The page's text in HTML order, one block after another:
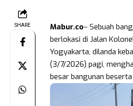
SHARE Mabur.co– Sebuah
berlokasi di Jalan
Yogyakarta, dilanda
(3/7/2026) pagi,
besar bangunan